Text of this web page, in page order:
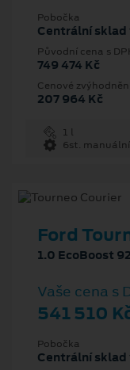
Pobočka
Centrální sklad
Původní cena s
749 474 Kč
Cenové
207 964 Kč
1 l
6st. manuální
Ford
1.0 EcoBoost
Vaše cena s
541 510
Pobočka
Centrální sklad